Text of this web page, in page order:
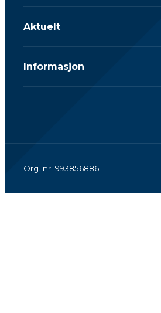
Aktuelt
Informasjon
Org. nr. 993856886